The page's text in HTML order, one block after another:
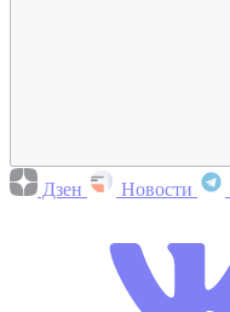
Дзен Новости